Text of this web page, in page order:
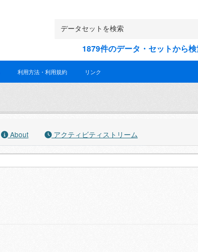
1879件のデータ・セットから
利用方法・利用規約 リンク
About アクティビティストリーム